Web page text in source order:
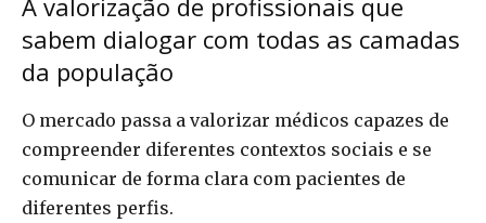
sabem dialogar com todas as camadas
da população
O mercado passa a valorizar médicos capazes de
compreender diferentes contextos sociais e se
comunicar de forma clara com pacientes de
diferentes perfis.